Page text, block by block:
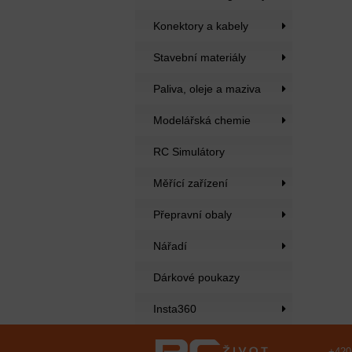
Konektory a kabely
Stavební materiály
Paliva, oleje a maziva
Modelářská chemie
RC Simulátory
Měřící zařízení
Přepravní obaly
Nářadí
Dárkové poukazy
Insta360